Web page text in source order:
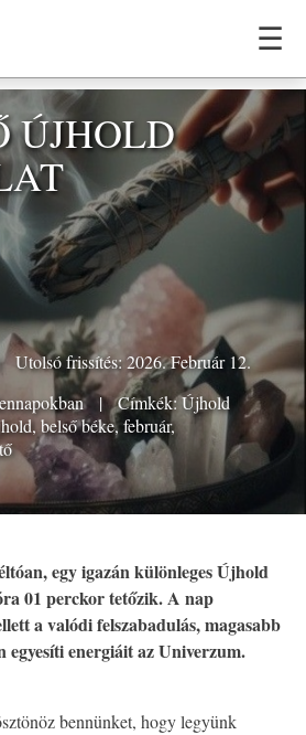
☰
ÚJHOLD
Utolsó frissítés: 2026. Február 12.
| Címkék:Újhold
, belső béke, február,
egy igazán különleges Újhold
01 perckor tetőzik. A nap
a valódi felszabadulás, magasabb
egyesíti energiáit az Univerzum.
bennünket, hogy legyünk